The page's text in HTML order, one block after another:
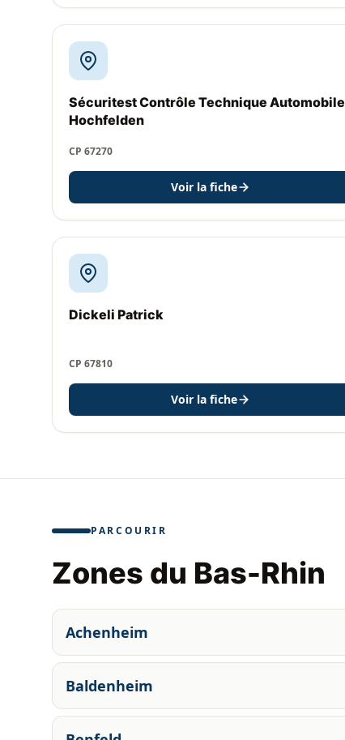
Sécuritest Contrôle Technique Automobile
Hochfelden
CP 67270
Voir la fiche
Dickeli Patrick
CP 67810
Voir la fiche
PARCOURIR
Zones du Bas-Rhin
Achenheim
Baldenheim